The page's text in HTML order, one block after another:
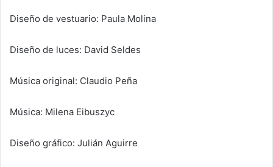
Diseño de vestuario: Paula Molina
Diseño de luces: David Seldes
Música original: Claudio Peña
Música: Milena Eibuszyc
Diseño gráfico: Julián Aguirre